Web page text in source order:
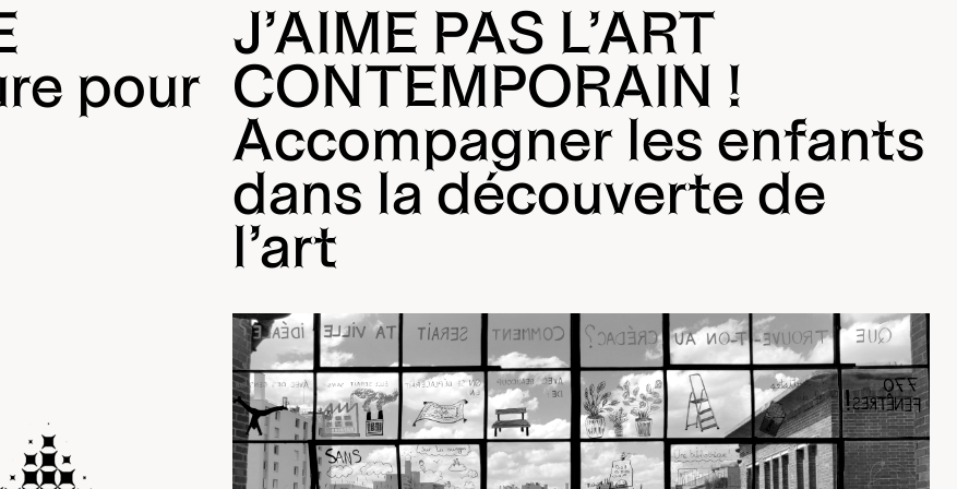
pour
J’AIME PAS L’ART
CONTEMPORAIN !
Accompagner les enfants
dans la découverte de
l’art